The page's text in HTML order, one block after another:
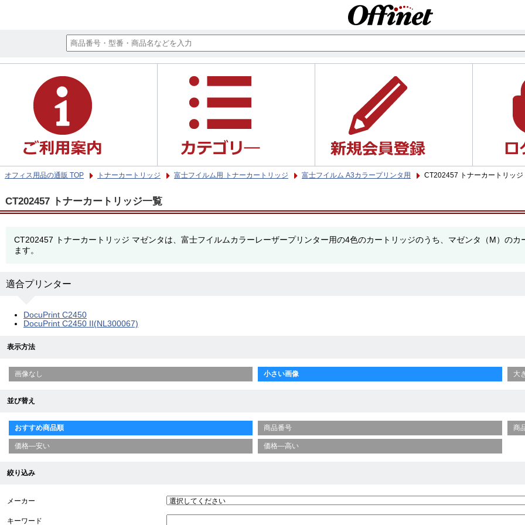
オフィス用品の通販 TOP トナーカートリッジ 富士フイルム用 トナーカートリッジ 富士フイルム A3カラープリンタ用 CT202457 トナーカートリッジ
CT202457 トナーカートリッジ一覧
CT202457 トナーカートリッジ マゼンタは、富士フイルムカラーレーザープリンター用の4色のカートリッジのうち、マゼンタ（M）の
ます。
適合プリンター
DocuPrint C2450
DocuPrint C2450 II(NL300067)
表示方法
画像なし 小さい画像 大
並び替え
おすすめ商品順 商品番号 商
価格—安い 価格—高い
絞り込み
メーカー
キーワード